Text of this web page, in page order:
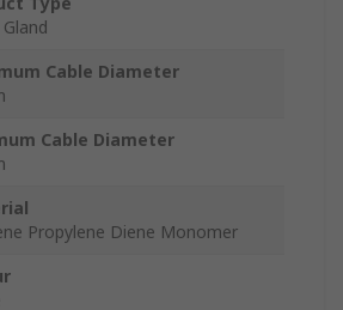
Cable Diameter
Cable Diameter
Propylene Diene Monomer